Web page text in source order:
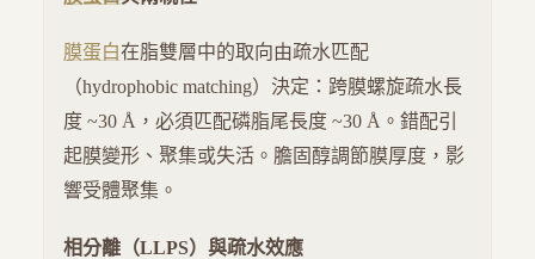
膜蛋白在脂雙層中的取向由疏水匹配
（hydrophobic matching）決定：跨膜螺旋疏水長
度 ~30 Å，必須匹配磷脂尾長度 ~30 Å。錯配引
起膜變形、聚集或失活。膽固醇調節膜厚度，影
響受體聚集。
相分離（LLPS）與疏水效應